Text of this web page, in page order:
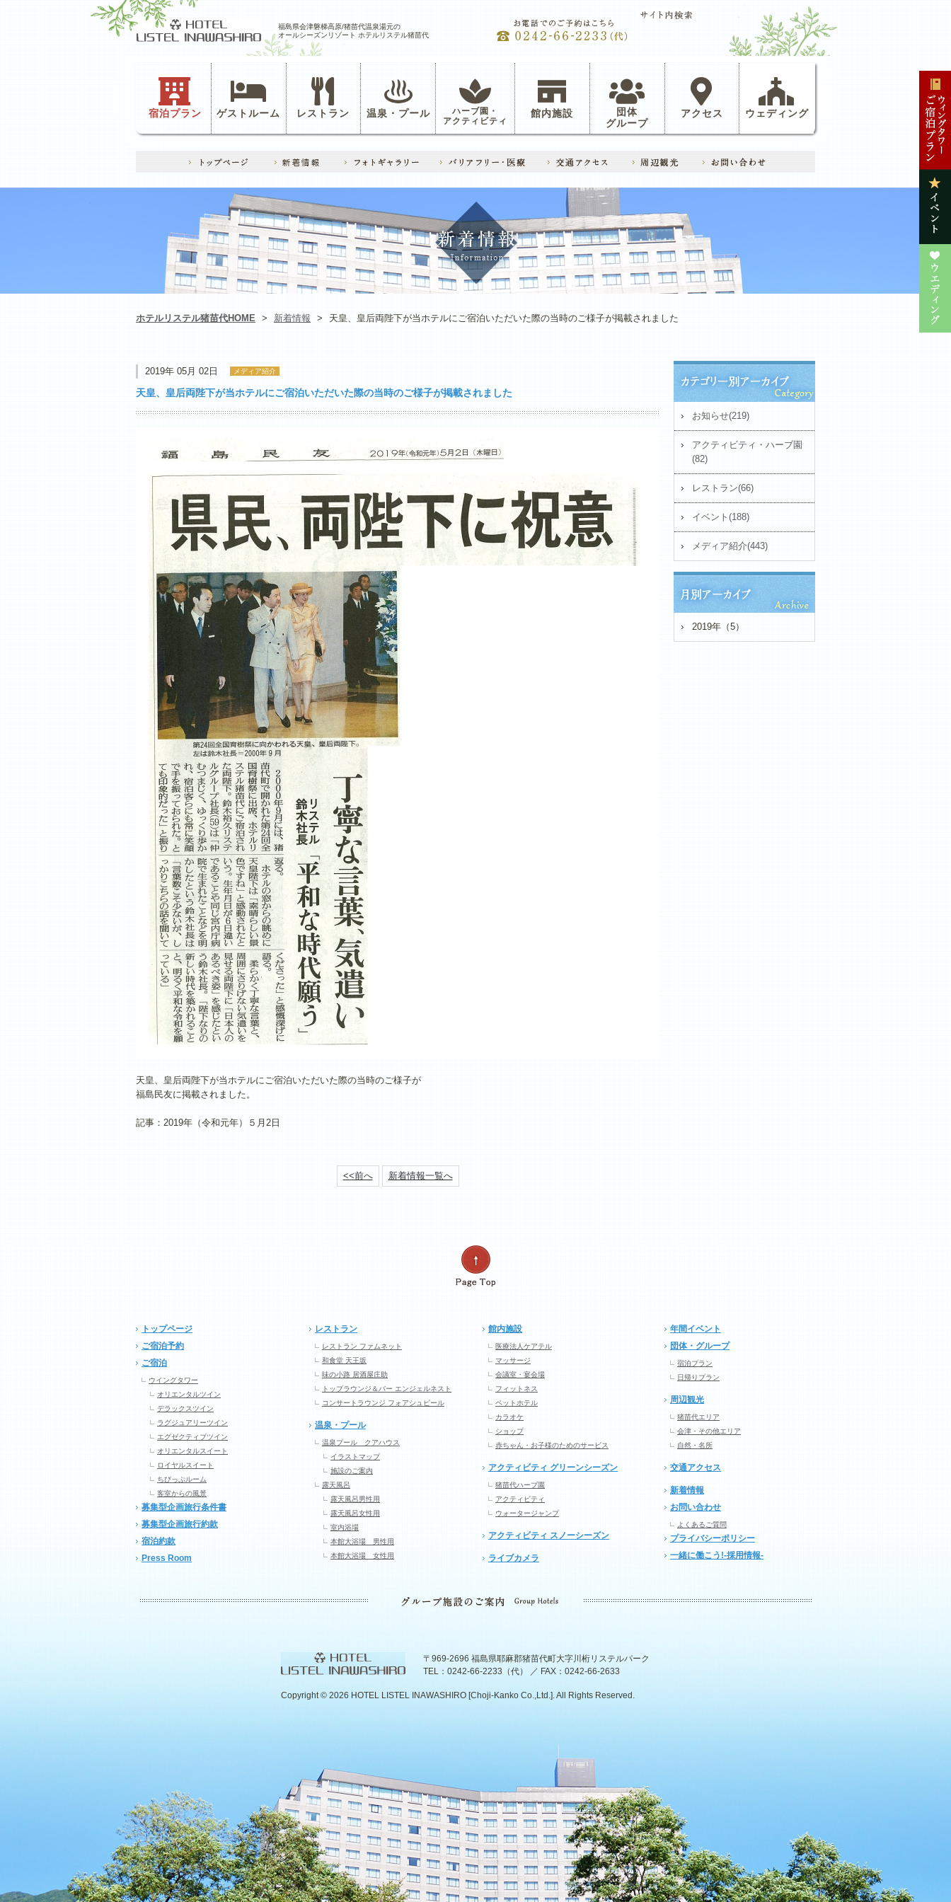
福島県会津磐梯高原/猪苗代温泉湯元の
オールシーズンリゾート ホテルリステル猪苗代
宿泊プラン ゲストルーム レストラン 温泉・プール ハーブ園・
アクティビティ
館内施設
団体
グループ
アクセス ウェディング
ホテルリステル猪苗代HOME > 新着情報 > 天皇、皇后両陛下が当ホテルにご宿泊いただいた際の当時のご様子が掲載されました
2019年 05月 02日 メディア紹介
天皇、皇后両陛下が当ホテルにご宿泊いただいた際の当時のご様子が掲載されました
天皇、皇后両陛下が当ホテルにご宿泊いただいた際の当時のご様子が
福島民友に掲載されました。
記事：2019年（令和元年）５月2日
<<前へ 新着情報一覧へ
お知らせ(219)
アクティビティ・ハーブ園
(82)
レストラン(66)
イベント(188)
メディア紹介(443)
2019年（5）
トップページ
ご宿泊予約
ご宿泊
ウイングタワー
オリエンタルツイン
デラックスツイン
ラグジュアリーツイン
エグゼクティブツイン
オリエンタルスイート
ロイヤルスイート
ちびっぷルーム
客室からの風景
募集型企画旅行条件書
募集型企画旅行約款
宿泊約款
Press Room
レストラン
レストラン ファムネット
和食堂 天王坂
味の小路 居酒屋庄助
トップラウンジ＆バー エンジェルネスト
コンサートラウンジ フォアシュピール
温泉・プール
温泉プール クアハウス
イラストマップ
施設のご案内
露天風呂
露天風呂男性用
露天風呂女性用
室内浴場
本館大浴場 男性用
本館大浴場 女性用
館内施設
医療法人ケアテル
マッサージ
会議室・宴会場
フィットネス
ペットホテル
カラオケ
ショップ
赤ちゃん・お子様のためのサービス
アクティビティ グリーンシーズン
猪苗代ハーブ園
アクティビティ
ウォータージャンプ
アクティビティ スノーシーズン
ライブカメラ
年間イベント
団体・グループ
宿泊プラン
日帰りプラン
周辺観光
猪苗代エリア
会津・その他エリア
自然・名所
交通アクセス
新着情報
お問い合わせ
よくあるご質問
プライバシーポリシー
一緒に働こう!-採用情報-
〒969-2696 福島県耶麻郡猪苗代町大字川桁リステルパーク
TEL：0242-66-2233（代） ／ FAX：0242-66-2633
Copyright © 2026 HOTEL LISTEL INAWASHIRO [Choji-Kanko Co.,Ltd.]. All Rights Reserved.